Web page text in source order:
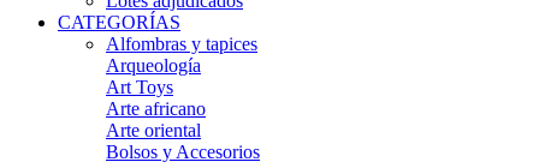
CATEGORÍAS
Alfombras y tapices
Arqueología
Art Toys
Arte africano
Arte oriental
Bolsos y Accesorios